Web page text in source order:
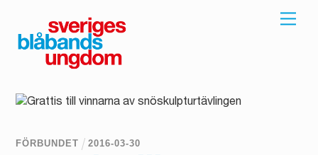
content
FÖRBUNDET 2016-03-30